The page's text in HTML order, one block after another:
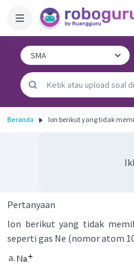
Beranda lon berikut yang tidak
Pertanyaan
lon berikut yang tidak
seperti gas Ne (nomor atom